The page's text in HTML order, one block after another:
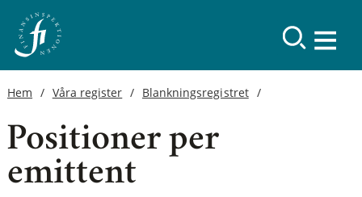
Hem Våra register Blankningsregistret
Positioner per
emittent